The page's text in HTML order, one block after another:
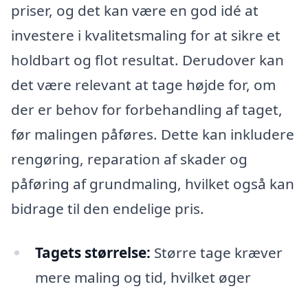
priser, og det kan være en god idé at
investere i kvalitetsmaling for at sikre et
holdbart og flot resultat. Derudover kan
det være relevant at tage højde for, om
der er behov for forbehandling af taget,
før malingen påføres. Dette kan inkludere
rengøring, reparation af skader og
påføring af grundmaling, hvilket også kan
bidrage til den endelige pris.
Tagets størrelse: Større tage kræver
mere maling og tid, hvilket øger